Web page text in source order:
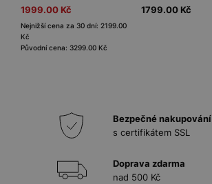
1999.00 Kč
Nejnižší cena za 30 dní: 2199.00
Kč
Původní cena: 3299.00 Kč
1799.00 Kč
Bezpečné nakupování
s certifikátem SSL
Doprava zdarma
nad 500 Kč